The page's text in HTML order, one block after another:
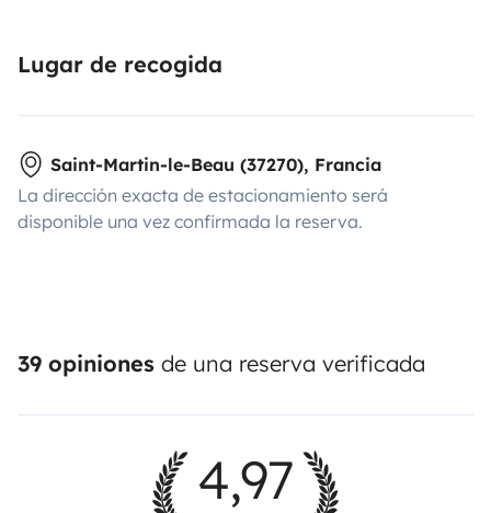
Lugar de recogida
Saint-Martin-le-Beau (37270), Francia
La dirección exacta de estacionamiento será
disponible una vez confirmada la reserva.
39 opiniones de una reserva verificada
4,97